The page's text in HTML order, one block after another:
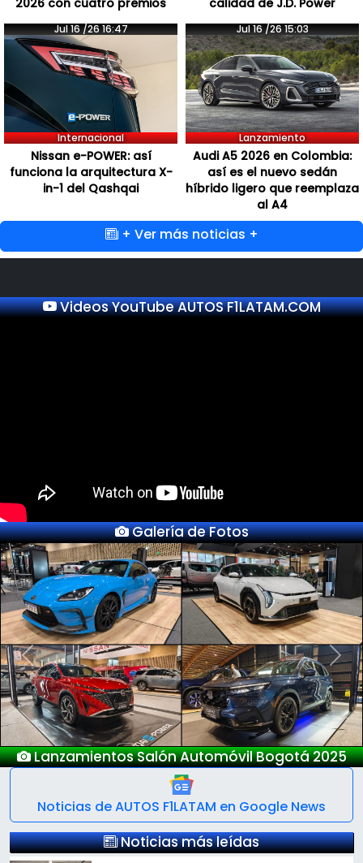
Jul 16 /26 16:47
Internacional
Nissan e-POWER: así
funciona la arquitectura X-
in-1 del Qashqai
Jul 16 /26 15:03
Lanzamiento
Audi A5 2026 en Colombia:
así es el nuevo sedán
híbrido ligero que reemplaza
al A4
+ Ver más noticias +
Videos YouTube AUTOS F1LATAM.COM
Galería de Fotos
Lanzamientos Salón Automóvil Bogotá 2025
Previous Next
Noticias de AUTOS F1LATAM en Google News
Noticias más leídas